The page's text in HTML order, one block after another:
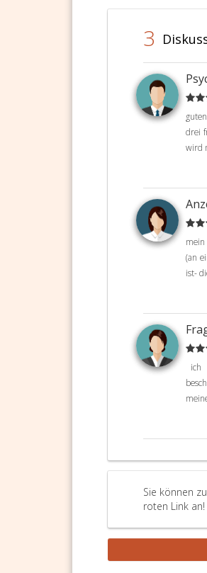
3
drei
wird
(an
ist-
ich
Sie können
roten Link an!